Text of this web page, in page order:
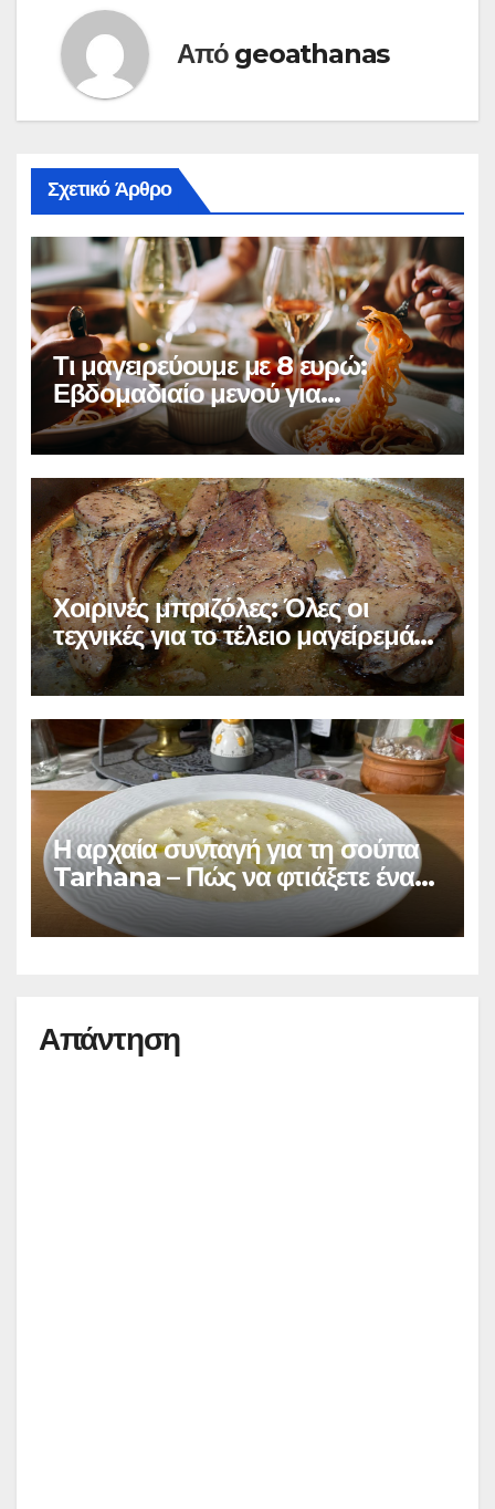
Από geoathanas
Σχετικό Άρθρο
Τι μαγειρεύουμε με 8 ευρώ:
Εβδομαδιαίο μενού για
τετραμελή οικογένεια
Χοιρινές μπριζόλες: Όλες οι
τεχνικές για το τέλειο μαγείρεμά
τους
Η αρχαία συνταγή για τη σούπα
Tarhana – Πώς να φτιάξετε ένα
πολύ θρεπτικό γεύμα σε λίγα
λεπτά
Απάντηση